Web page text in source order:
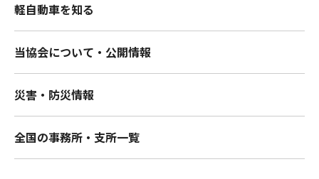
軽自動車を知る
当協会について・公開情報
災害・防災情報
全国の事務所・支所一覧